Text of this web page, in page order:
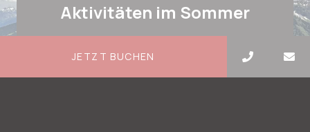
JETZT BUCHEN
Aktivitäten im Sommer
nicht nur ein Ziel für Wintersportler –
ganz im Gegenteil. Im Sommer